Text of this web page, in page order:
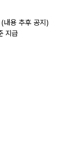
내용 추후 공지)
지급